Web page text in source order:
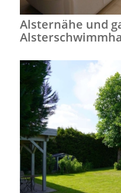
Alsternähe und